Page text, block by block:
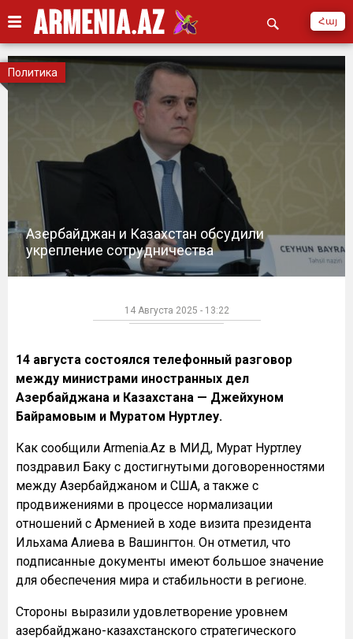
Հայ
Азербайджан и Казахстан обсудили
укрепление сотрудничества
Политика
14 Августа 2025 - 13:22
14 августа состоялся телефонный разговор
между министрами иностранных дел
Азербайджана и Казахстана — Джейхуном
Байрамовым и Муратом Нуртлеу.
Как сообщили Armenia.Az в МИД, Мурат Нуртлеу
поздравил Баку с достигнутыми договоренностями
между Азербайджаном и США, а также с
продвижениями в процессе нормализации
отношений с Арменией в ходе визита президента
Ильхама Алиева в Вашингтон. Он отметил, что
подписанные документы имеют большое значение
для обеспечения мира и стабильности в регионе.
Стороны выразили удовлетворение уровнем
азербайджано-казахстанского стратегического